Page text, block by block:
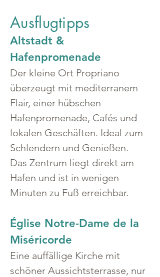
Ausflugtipps
Altstadt &
Hafenpromenade
Der kleine Ort Propriano
überzeugt mit mediterranem
Flair, einer hübschen
Hafenpromenade, Cafés und
lokalen Geschäften. Ideal zum
Schlendern und Genießen.
Das Zentrum liegt direkt am
Hafen und ist in wenigen
Minuten zu Fuß erreichbar.
Église Notre-Dame de la
Miséricorde
Eine auffällige Kirche mit
schöner Aussichtsterrasse, nur